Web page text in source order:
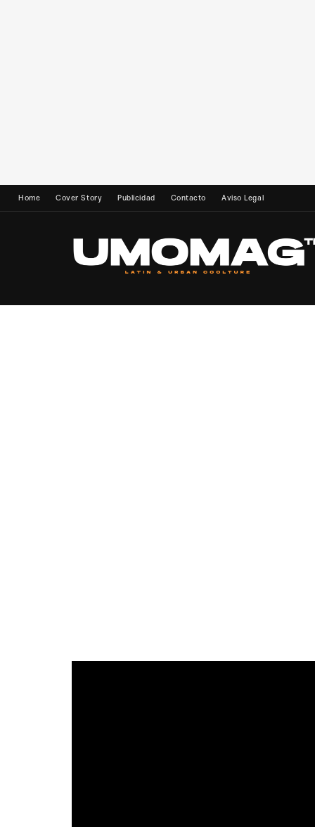
Home Cover Story Publicidad Contacto Aviso Legal